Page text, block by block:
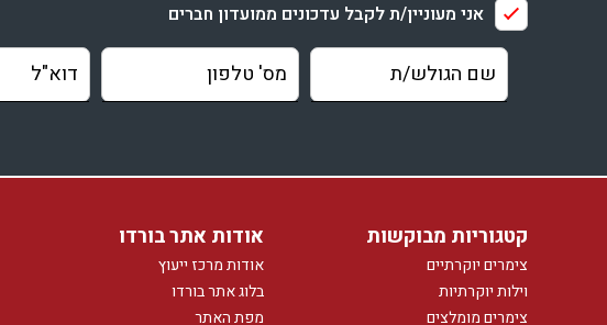
מלונות בוטיק המקבלים כלבים
אבזור
מלונות בוטיק עם בריכה
בקשות מיוחדות
אני מעוניין/ת לקבל עדכונים ממועדון חברים
קטגוריות מבוקשות
צימרים יוקרתיים
וילות יוקרתיות
צימרים מומלצים
אודות אתר בורדו
אודות מרכז ייעוץ
בלוג אתר בורדו
מפת האתר